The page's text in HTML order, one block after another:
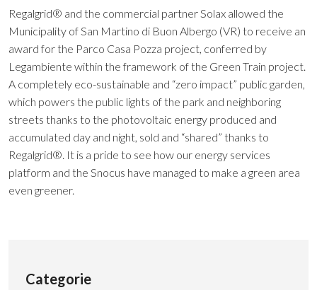
Regalgrid® and the commercial partner Solax allowed the
Municipality of San Martino di Buon Albergo (VR) to receive an
award for the Parco Casa Pozza project, conferred by
Legambiente within the framework of the Green Train project.
A completely eco-sustainable and “zero impact” public garden,
which powers the public lights of the park and neighboring
streets thanks to the photovoltaic energy produced and
accumulated day and night, sold and “shared” thanks to
Regalgrid®. It is a pride to see how our energy services
platform and the Snocus have managed to make a green area
even greener.
Categorie